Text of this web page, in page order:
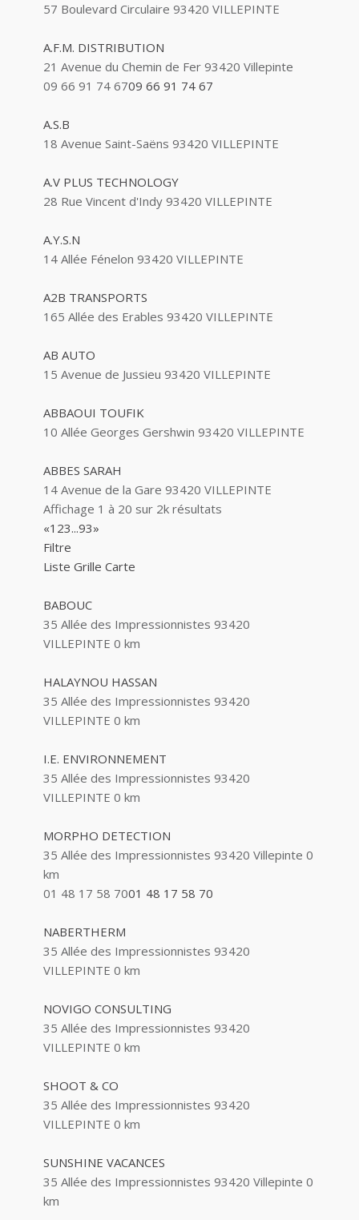
57 Boulevard Circulaire 93420 VILLEPINTE
A.F.M. DISTRIBUTION
21 Avenue du Chemin de Fer 93420 Villepinte
09 66 91 74 6709 66 91 74 67
A.S.B
18 Avenue Saint-Saëns 93420 VILLEPINTE
A.V PLUS TECHNOLOGY
28 Rue Vincent d'Indy 93420 VILLEPINTE
A.Y.S.N
14 Allée Fénelon 93420 VILLEPINTE
A2B TRANSPORTS
165 Allée des Erables 93420 VILLEPINTE
AB AUTO
15 Avenue de Jussieu 93420 VILLEPINTE
ABBAOUI TOUFIK
10 Allée Georges Gershwin 93420 VILLEPINTE
ABBES SARAH
14 Avenue de la Gare 93420 VILLEPINTE
Affichage 1 à 20 sur 2k résultats
«1 23...93»
Filtre
Liste Grille Carte
BABOUC
35 Allée des Impressionnistes 93420
VILLEPINTE 0 km
HALAYNOU HASSAN
35 Allée des Impressionnistes 93420
VILLEPINTE 0 km
I.E. ENVIRONNEMENT
35 Allée des Impressionnistes 93420
VILLEPINTE 0 km
MORPHO DETECTION
35 Allée des Impressionnistes 93420 Villepinte 0
km
01 48 17 58 7001 48 17 58 70
NABERTHERM
35 Allée des Impressionnistes 93420
VILLEPINTE 0 km
NOVIGO CONSULTING
35 Allée des Impressionnistes 93420
VILLEPINTE 0 km
SHOOT & CO
35 Allée des Impressionnistes 93420
VILLEPINTE 0 km
SUNSHINE VACANCES
35 Allée des Impressionnistes 93420 Villepinte 0
km